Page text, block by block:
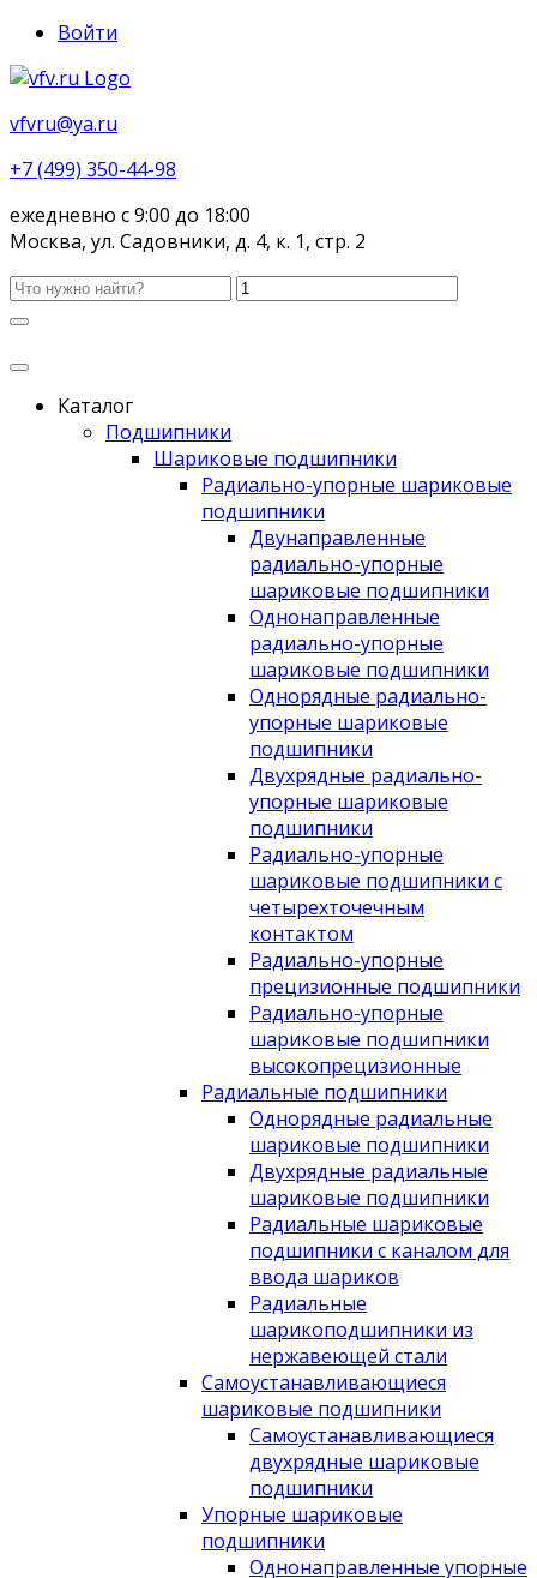
Войти
vfvru@ya.ru
+7 (499) 350-44-98
ежедневно с 9:00 до 18:00
Москва, ул. Садовники, д. 4, к. 1, стр. 2
Каталог
Подшипники
Шариковые подшипники
Радиально-упорные шариковые
подшипники
Двунаправленные
радиально-упорные
шариковые подшипники
Однонаправленные
радиально-упорные
шариковые подшипники
Однорядные радиально-
упорные шариковые
подшипники
Двухрядные радиально-
упорные шариковые
подшипники
Радиально-упорные
шариковые подшипники с
четырехточечным
контактом
Радиально-упорные
прецизионные подшипники
Радиально-упорные
шариковые подшипники
высокопрецизионные
Радиальные подшипники
Однорядные радиальные
шариковые подшипники
Двухрядные радиальные
шариковые подшипники
Радиальные шариковые
подшипники с каналом для
ввода шариков
Радиальные
шарикоподшипники из
нержавеющей стали
Самоустанавливающиеся
шариковые подшипники
Самоустанавливающиеся
двухрядные шариковые
подшипники
Упорные шариковые
подшипники
Однонаправленные упорные